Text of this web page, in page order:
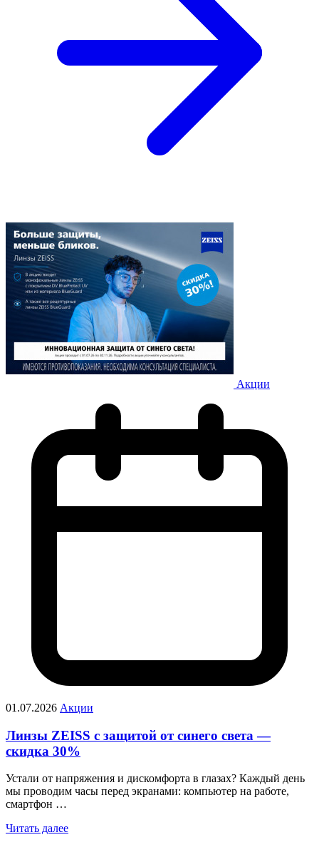
Акции
01.07.2026 Акции
Линзы ZEISS с защитой от синего света —
скидка 30%
Устали от напряжения и дискомфорта в глазах? Каждый день
мы проводим часы перед экранами: компьютер на работе,
смартфон …
Читать далее